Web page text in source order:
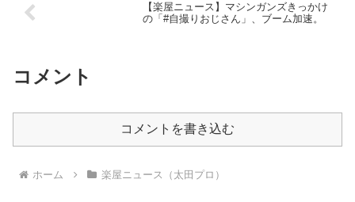
【楽屋ニュース】マシンガンズきっかけ
の「#自撮りおじさん」、ブーム加速。
コメント
コメントを書き込む
ホーム 楽屋ニュース（太田プロ）